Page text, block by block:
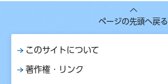
ページの先頭へ戻る
このサイトについて
著作権・リンク